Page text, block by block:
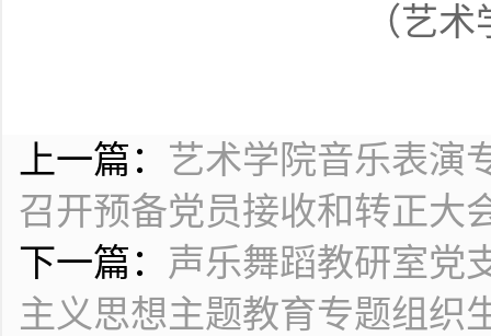
（艺
上一篇： 艺术学院音乐表演
召开预备党员接收和转正大
下一篇： 声乐舞蹈教研室党
主义思想主题教育专题组织